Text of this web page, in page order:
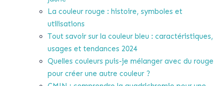
La couleur rouge : histoire, symboles et
utilisations
Tout savoir sur la couleur bleu : caractéristiques,
usages et tendances 2024
Quelles couleurs puis-je mélanger avec du rouge
pour créer une autre couleur ?